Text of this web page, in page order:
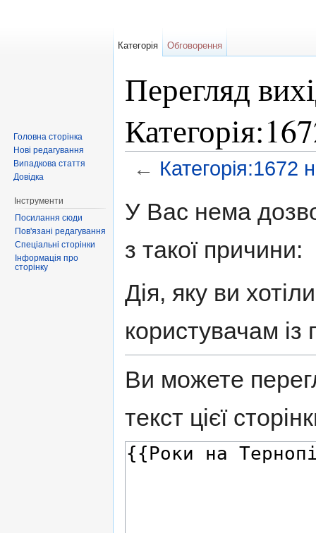
Перегляд
← Категорія:1672
У Вас нема
з такої причини:
Дія, яку ви
користувачам із
Ви можете
текст цієї
Категорія Обговорення
Головна сторінка
Нові редагування
Випадкова стаття
Довідка
Інструменти
Посилання сюди
Пов'язані редагування
Спеціальні сторінки
Інформація про
сторінку